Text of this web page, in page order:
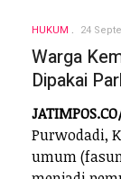
HUKUM 24
Warga
Dipakai
Purwodadi,
umum